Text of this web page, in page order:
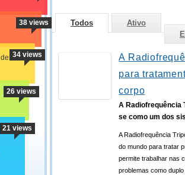
38 views
34 views
26 views
21 views
Todos
Ativo
A
para
corpo
A Radiofrequência
se como um dos
A Radiofrequência
do mundo para tratar
permite trabalhar nas
problemas como